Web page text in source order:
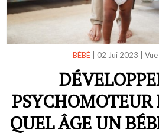
BÉBÉ| 02 Jui 2023
PSYCHOMOTEUR
QUEL ÂGE UN